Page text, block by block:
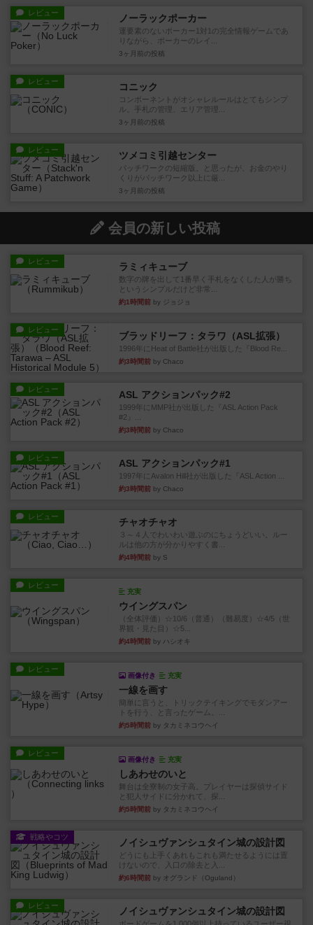
レビュー ノーラックポーカー
運要素のないポーカー1対1の完全情報ゲームであ
りながら、ポーカーのレイ...
3ヶ月前 の投稿
レビュー コニック
コンポーネントがオシャレルールはとてもシンプ
ル。手札の管理、エリア管理...
3ヶ月前 の投稿
レビュー ツメコミ引越センター
パッチワークの短縮版。と思ったが、お金のやり
くりがパッチワーク以上に厳...
3ヶ月前 の投稿
会員の新しい投稿
レビュー ラミィキューブ
数字の牌を出して1番早く手札をなくした人が勝ち
というシンプルだけど非常...
約1時間前 by ジョジョ
レビュー
ブラッドリーフ：タラワ（ASL拡張）
1996年にHeat of Battle社が出版した『Blood Re...
約3時間前 by Chaco
レビュー ASL アクションパック#2
1999年にMMP社が出版した『ASL Action Pack
#2』...
約3時間前 by Chaco
レビュー ASL アクションパック#1
1997年にAvalon Hill社が出版した『ASL Action ...
約3時間前 by Chaco
レビュー チャオチャオ
３～４人でわいわい遊ぶのにちょうどいい。ルー
ルは他の方が分かりやすく書...
約4時間前 by S
レビュー
充実
ウイングスパン
（全体評価）☆10/6（普通）（難易度）☆4/5（世
界観・見た目）☆5...
約4時間前 by ハシオキ
レビュー
画像付き 充実
一線を画す
簡単に言うと、トリックテイキングでモダンアー
トを行う、と言ったゲーム。...
約5時間前 by タカミネコウヘイ
レビュー
画像付き 充実
しあわせのいと
舞台は全寮制の女子高。プレイヤーは探偵サイド
と犯人サイドに分かれて、探...
約5時間前 by タカミネコウヘイ
戦略やコツ ノイシュヴァンシュタイン城の設計図
どうにも上手くあれもこれも満たせるようには置
けないので、入口の除去と入...
約6時間前 by オグランド（Oguland）
レビュー ノイシュヴァンシュタイン城の設計図